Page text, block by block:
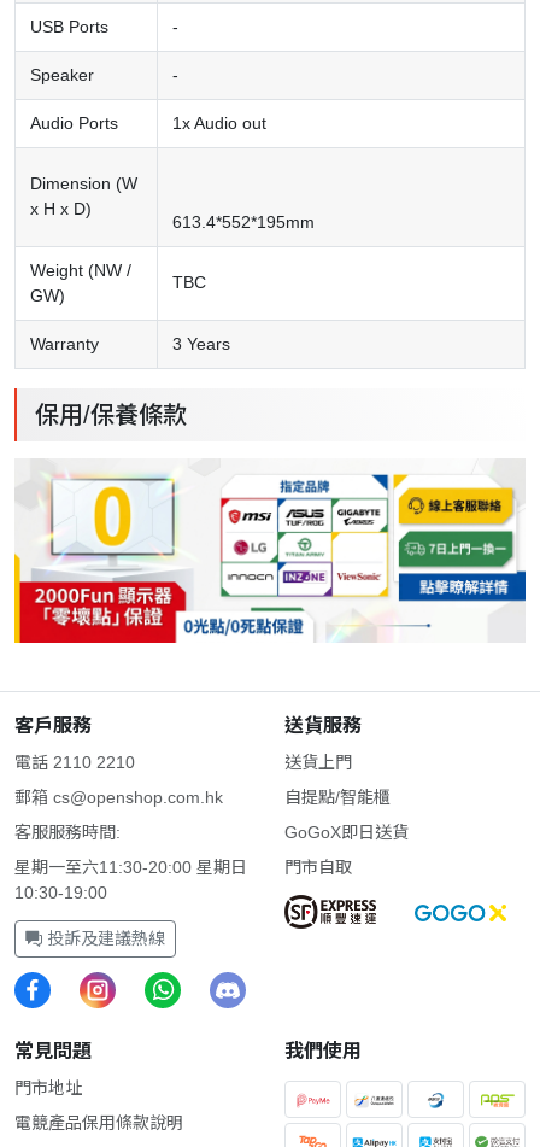
USB Ports -
Speaker -
Audio Ports 1x Audio out
Dimension (W
x H x D)
613.4*552*195mm
Weight (NW /
GW)
TBC
Warranty 3 Years
保用/保養條款
客戶服務
電話 2110 2210
郵箱 cs@openshop.com.hk
客服服務時間:
星期一至六11:30-20:00 星期日
10:30-19:00
投訴及建議熱線
送貨服務
送貨上門
自提點/智能櫃
GoGoX即日送貨
門市自取
常見問題
門市地址
電競產品保用條款說明
我們使用